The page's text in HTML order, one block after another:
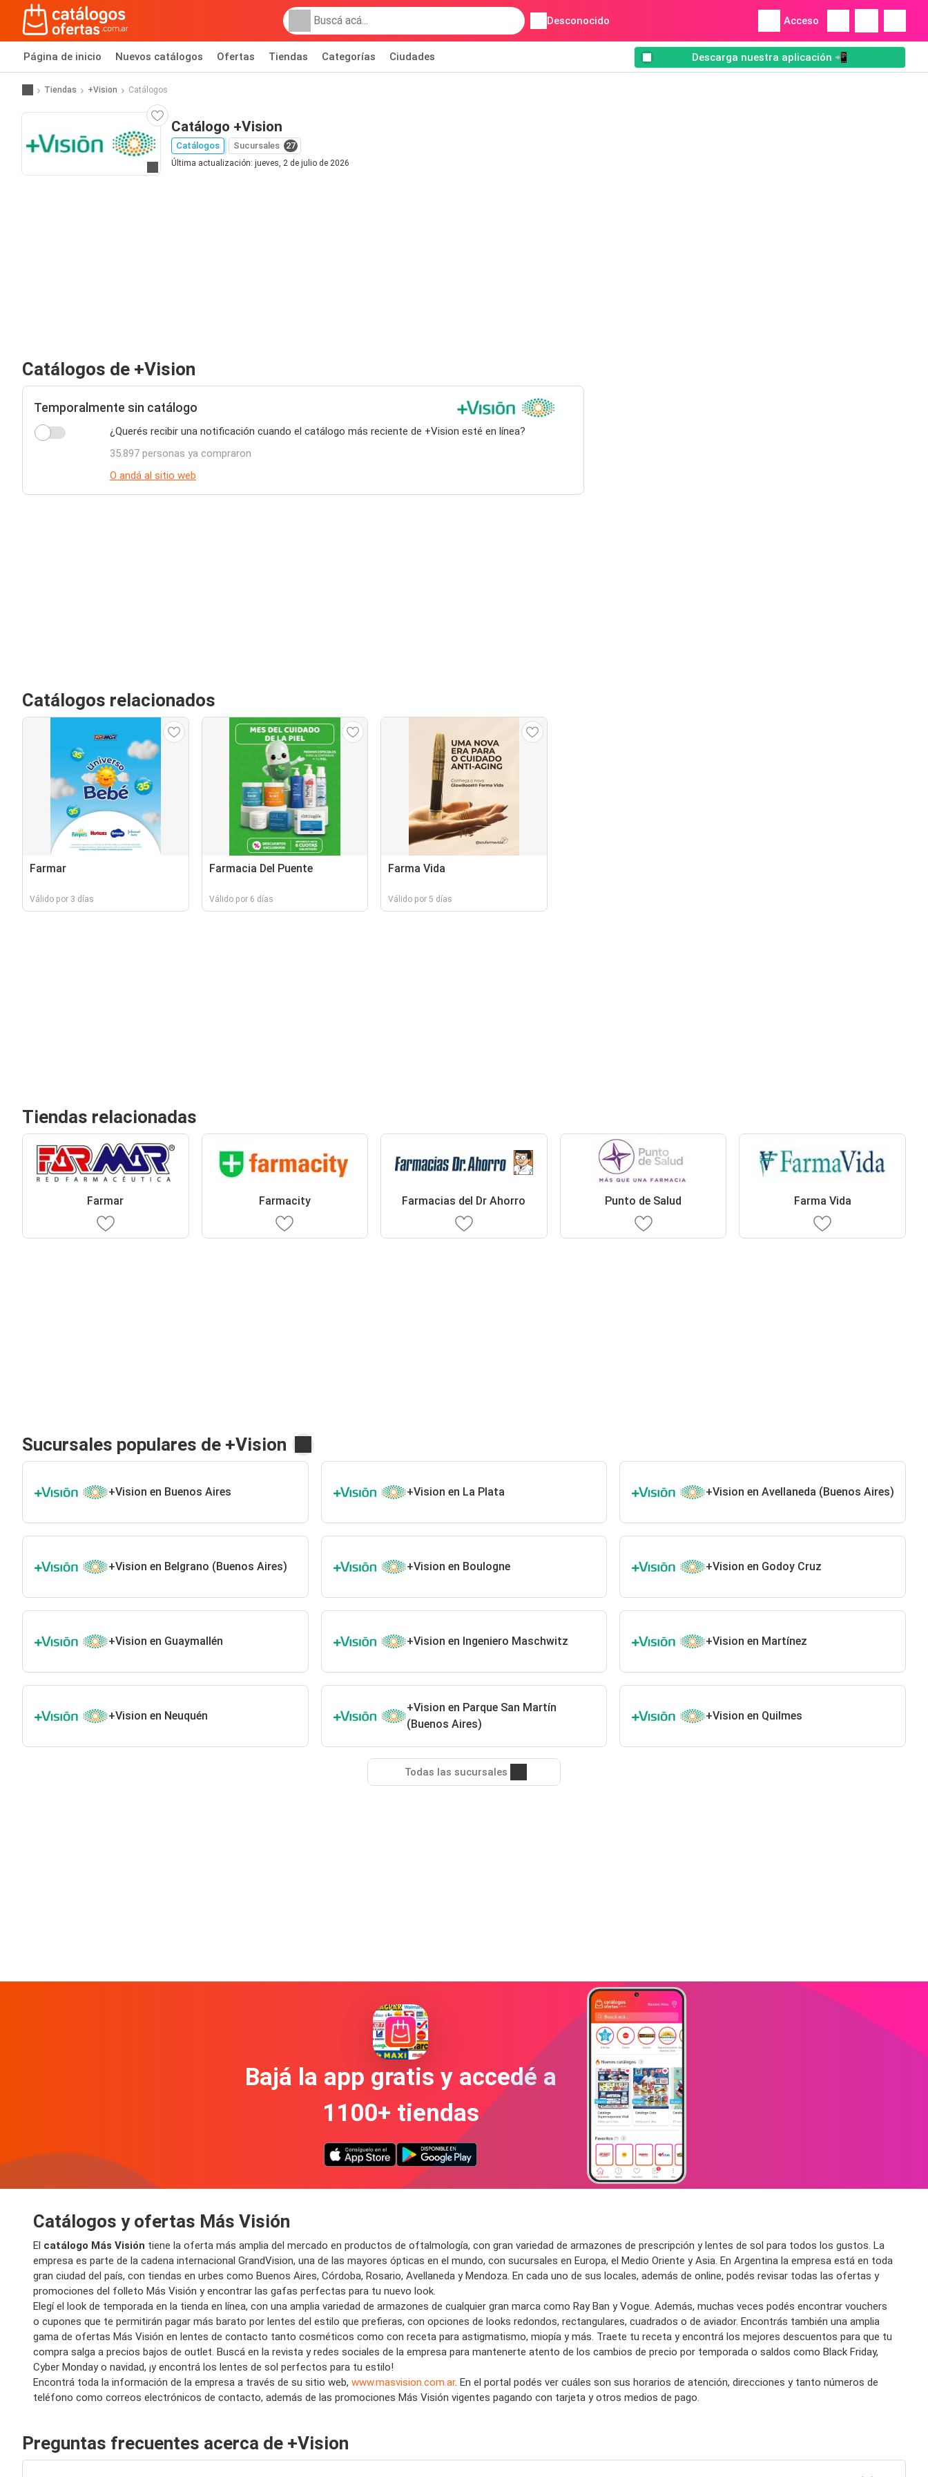
Desconocido Acceso
Página de inicio Nuevos catálogos Ofertas Tiendas Categorías Ciudades Descarga nuestra aplicación 📲
Tiendas +Vision Catálogos
Ir a la página web
Catálogo +Vision
Catálogos Sucursales 27
Última actualización: jueves, 2 de julio de 2026
Catálogos de +Vision
Temporalmente sin catálogo
¿Querés recibir una notificación cuando el catálogo más reciente de +Vision esté en línea?
35.897 personas ya compraron
O andá al sitio web
Catálogos relacionados
Farmar
Válido por 3 días
Farmacia Del Puente
Válido por 6 días
Farma Vida
Válido por 5 días
Tiendas relacionadas
Farmar Farmacity Farmacias del Dr Ahorro Punto de Salud Farma Vida
Sucursales populares de +Vision
+Vision en Buenos Aires +Vision en La Plata +Vision en Avellaneda (Buenos Aires)
+Vision en Belgrano (Buenos Aires) +Vision en Boulogne +Vision en Godoy Cruz
+Vision en Guaymallén +Vision en Ingeniero Maschwitz +Vision en Martínez
+Vision en Neuquén
+Vision en Parque San Martín
(Buenos Aires)
+Vision en Quilmes
Todas las sucursales
Bajá la app gratis y accedé a
1100+ tiendas
Catálogos y ofertas Más Visión
El catálogo Más Visión tiene la oferta más amplia del mercado en productos de oftalmología, con gran variedad de armazones de prescripción ylentes de sol para todos los gustos. La
empresa es parte de la cadena internacional GrandVision, una de las mayores ópticas en el mundo, con sucursales en Europa, el Medio Oriente y Asia. En Argentina la empresa está en toda
gran ciudad del país, con tiendas en urbes como Buenos Aires, Córdoba, Rosario, Avellaneda y Mendoza. En cada uno de sus locales, además de online, podés revisar todas las ofertas y
promociones del folleto Más Visión y encontrar las gafas perfectas para tu nuevo look.
Elegí el look de temporada en la tienda en línea, con una amplia variedad de armazones de cualquier gran marca como Ray Ban y Vogue. Además, muchas veces podés encontrar vouchers
o cupones que te permitirán pagar más barato por lentes del estilo que prefieras, con opciones de looks redondos, rectangulares, cuadrados o de aviador. Encontrás también una amplia
gama de ofertas Más Visión en lentes de contacto tanto cosméticos como con receta para astigmatismo, miopía y más. Traete tu receta y encontrá los mejores descuentos para que tu
compra salga a precios bajos de outlet. Buscá en la revista y redes sociales de la empresa para mantenerte atento de los cambios de precio por temporada o saldos como Black Friday,
Cyber Monday o navidad, ¡y encontrá los lentes de sol perfectos para tu estilo!
Encontrá toda la información de la empresa a través de su sitio web, www.masvision.com.ar. En el portal podés ver cuáles son sus horarios de atención, direcciones y tanto números de
teléfono como correos electrónicos de contacto, además de las promociones Más Visión vigentes pagando con tarjeta y otros medios de pago.
Preguntas frecuentes acerca de +Vision